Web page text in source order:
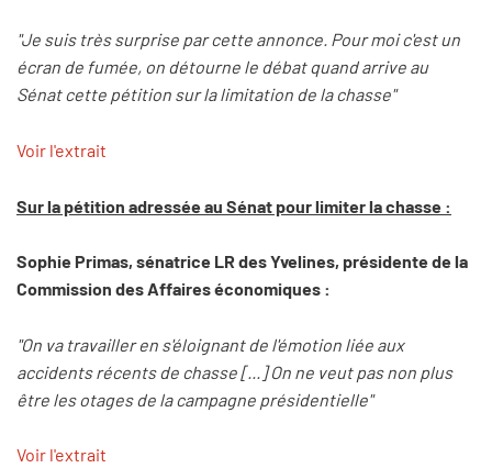
"Je suis très surprise par cette annonce. Pour moi c'est un
écran de fumée, on détourne le débat quand arrive au
Sénat cette pétition sur la limitation de la chasse"
Voir l'extrait
Sur la pétition adressée au Sénat pour limiter la chasse :
Sophie Primas, sénatrice LR des Yvelines, présidente de la
Commission des Affaires économiques :
"On va travailler en s'éloignant de l'émotion liée aux
accidents récents de chasse [...] On ne veut pas non plus
être les otages de la campagne présidentielle"
Voir l'extrait